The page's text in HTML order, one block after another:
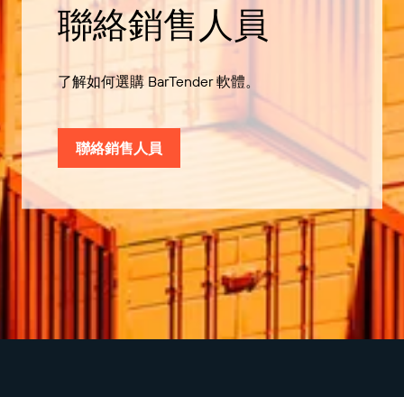
聯絡銷售人員
了解如何選購 BarTender 軟體。
聯絡銷售人員